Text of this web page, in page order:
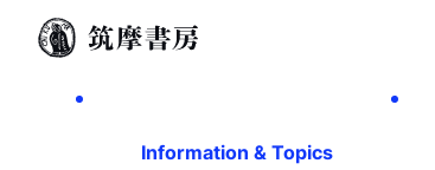
Information & Topics